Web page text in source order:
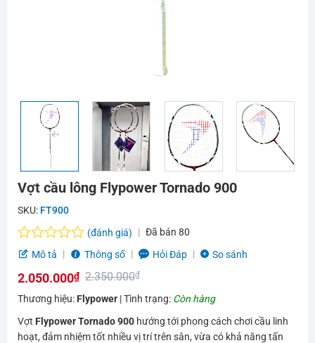
Vợt cầu lông Flypower Tornado 900
SKU: FT900
Được
hạng
0.0
5
sao
(đánh giá) Đã bán 80
Mô tả
Thông số Hỏi Đáp So sánh
2.350.000₫
Giá
là:
2.050.000₫
Giá
tại
Thương hiệu: Flypower| Tình trạng: Còn hàng
Vợt Flypower Tornado 900hướng tới phong cách chơi cầu linh
hoạt, đảm nhiệm tốt nhiều vị trí trên sân, vừa có khả năng tấn